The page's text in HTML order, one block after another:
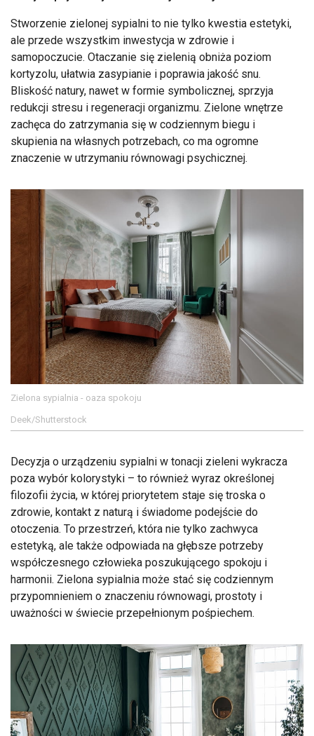
Stworzenie zielonej sypialni to nie tylko kwestia estetyki,
ale przede wszystkim inwestycja w zdrowie i
samopoczucie. Otaczanie się zielenią obniża poziom
kortyzolu, ułatwia zasypianie i poprawia jakość snu.
Bliskość natury, nawet w formie symbolicznej, sprzyja
redukcji stresu i regeneracji organizmu. Zielone wnętrze
zachęca do zatrzymania się w codziennym biegu i
skupienia na własnych potrzebach, co ma ogromne
znaczenie w utrzymaniu równowagi psychicznej.
Zielona sypialnia - oaza spokoju
Deek/Shutterstock
Decyzja o urządzeniu sypialni w tonacji zieleni wykracza
poza wybór kolorystyki – to również wyraz określonej
filozofii życia, w której priorytetem staje się troska o
zdrowie, kontakt z naturą i świadome podejście do
otoczenia. To przestrzeń, która nie tylko zachwyca
estetyką, ale także odpowiada na głębsze potrzeby
współczesnego człowieka poszukującego spokoju i
harmonii. Zielona sypialnia może stać się codziennym
przypomnieniem o znaczeniu równowagi, prostoty i
uważności w świecie przepełnionym pośpiechem.